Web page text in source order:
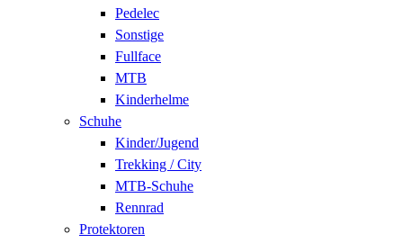
Pedelec
Sonstige
Fullface
MTB
Kinderhelme
Schuhe
Kinder/Jugend
Trekking / City
MTB-Schuhe
Rennrad
Protektoren